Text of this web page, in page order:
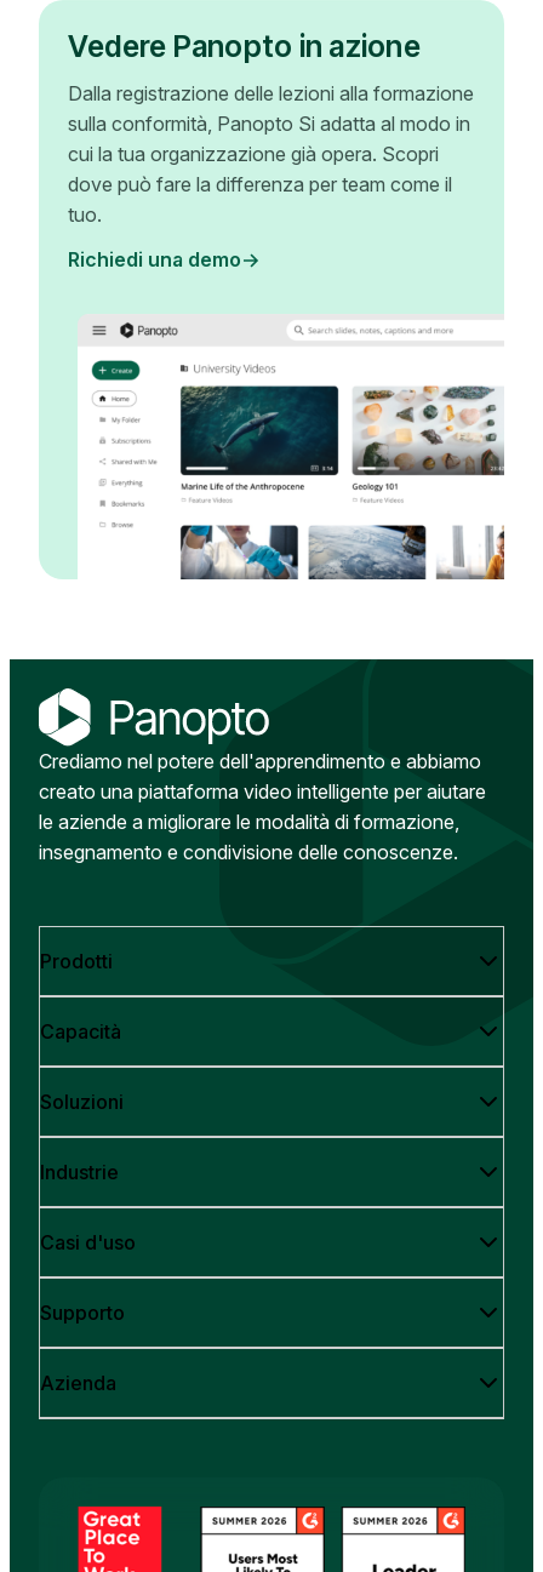
Vedere Panopto in azione
Dalla registrazione delle lezioni alla formazione
sulla conformità, Panopto Si adatta al modo in
cui la tua organizzazione già opera. Scopri
dove può fare la differenza per team come il
tuo.
Richiedi una demo
Crediamo nel potere dell'apprendimento e abbiamo
creato una piattaforma video intelligente per aiutare
le aziende a migliorare le modalità di formazione,
insegnamento e condivisione delle conoscenze.
Prodotti
Capacità
Soluzioni
Industrie
Casi d'uso
Supporto
Azienda